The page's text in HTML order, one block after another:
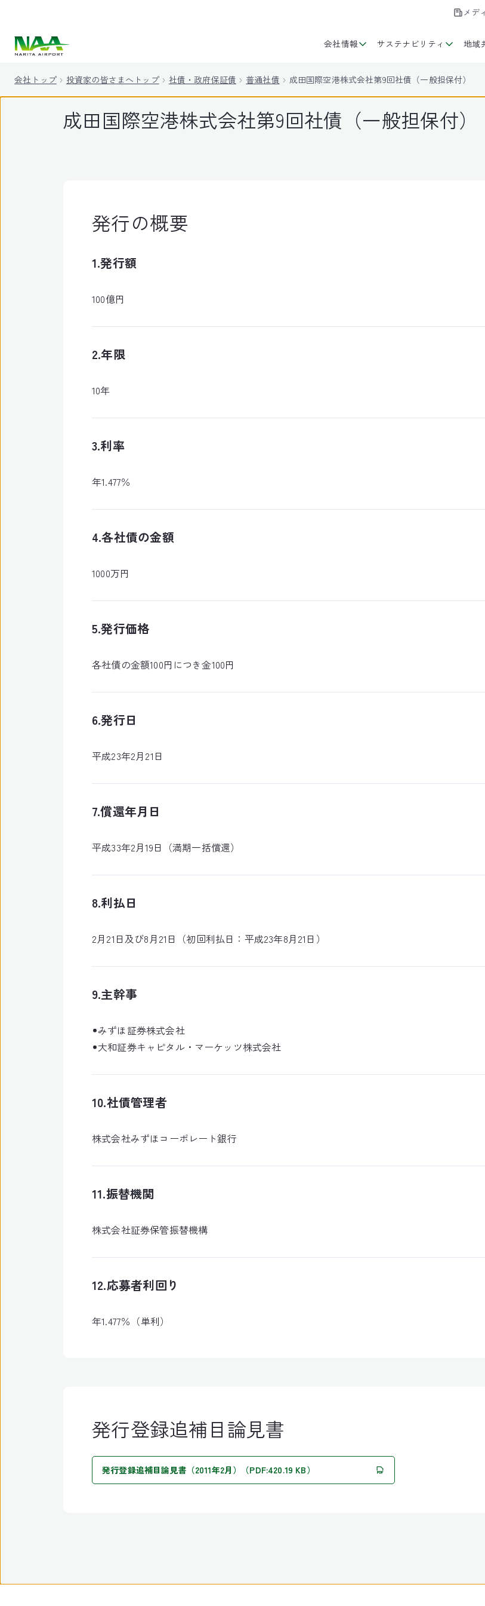
メデ
会社情報 サステナビリティ 地域
会社トップ 投資家の皆さまへトップ 社債・政府保証債 普通社債 成田国際空港株式会社第9回社債（一般担保付）
成田国際空港株式会社第9回社債（一般担保付）
発行の概要
1.発行額
100億円
2.年限
10年
3.利率
年1.477％
4.各社債の金額
1000万円
5.発行価格
各社債の金額100円につき金100円
6.発行日
平成23年2月21日
7.償還年月日
平成33年2月19日（満期一括償還）
8.利払日
2月21日及び8月21日（初回利払日：平成23年8月21日）
9.主幹事
みずほ証券株式会社
大和証券キャピタル・マーケッツ株式会社
10.社債管理者
株式会社みずほコーポレート銀行
11.振替機関
株式会社証券保管振替機構
12.応募者利回り
年1.477％（単利）
発行登録追補目論見書
発行登録追補目論見書（2011年2月）（PDF:420.19 KB）